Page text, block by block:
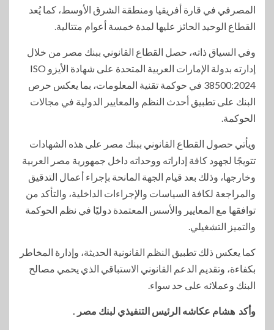
المصرفي في قارة أفريقيا ومنطقة الشرق الأوسط، كما يُعد
القطاع الوحيد الحائز عليها لمدة خمسة أعوام متتالية.
وفي السياق ذاته، حصل القطاع القانوني ببنك مصر من خلال
إدارته بدولة الإمارات العربية المتحدة على شهادة الأيزو ISO
38500:2024 في حوكمة تقنية المعلومات، بما يعكس حرص
البنك على تطبيق أحدث النظم والمعايير الدولية في مجالات
الحوكمة.
ويأتي حصول القطاع القانوني ببنك مصر على هذه الشهادات
تتويجًا لجهود كافة إداراته ووحداته داخل جمهورية مصر العربية
وخارجها، وذلك بعد قيام الجهة المانحة بإجراء أعمال التدقيق
والمراجعة لكافة السياسات والإجراءات الداخلية، والتأكد من
توافقها مع المعايير والأسس المعتمدة دوليًا في نظم الحوكمة
والتميز التشغيلي.
كما يعكس ذلك تطبيق النظم القانونية الحديثة، وإدارة المخاطر
بكفاءة، وتقديم الدعم القانوني الاستباقي الذي يحمي مصالح
البنك وعملائه على حد سواء.
وأكد هشام عكاشه الرئيس التنفيذي لبنك مصر .